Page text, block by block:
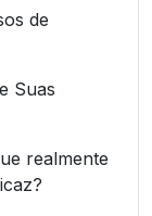
de
Suas
realmente